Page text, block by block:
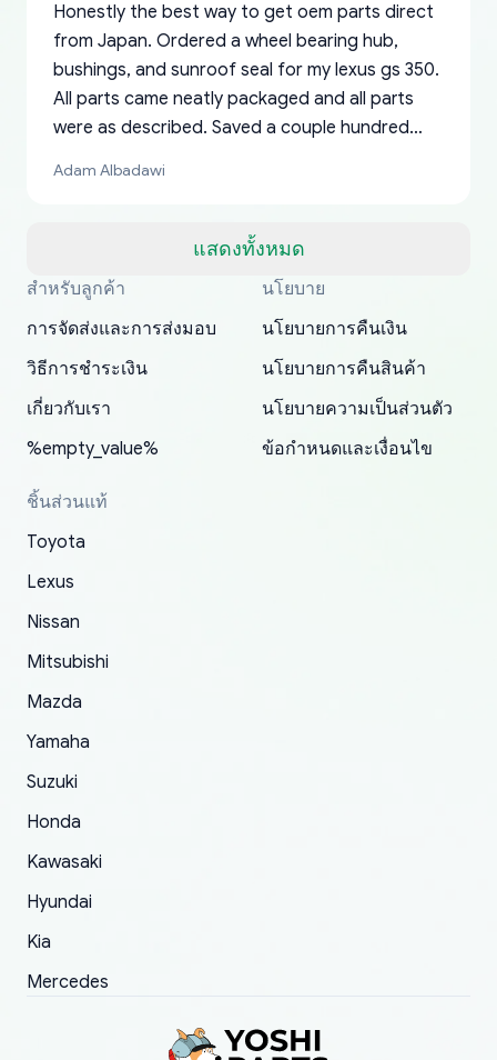
แสดงทั้งหมด
Honestly the best way to get oem parts direct
from Japan. Ordered a wheel bearing hub,
bushings, and sunroof seal for my lexus gs 350.
All parts came neatly packaged and all parts
were as described. Saved a couple hundred
a matter of days. Very professional company as
well, I forgot to add my apartment number in
my address and contacted them with the
correct information. They updated my address
promptly. Will 100% be returning to order parts
Adam Albadawi
Thank you, yoshiparts.com for the responsive
customer service and for being a reliable
have ordered from yoshi three times within
2022. The first two orders were received timely
and with no problems. The third order was not
received at all. According to yoshi's shipper, the
parcel was lost somewhere within the U.S.
replacement order was shipped and received.
The only reason for giving them 4 stars instead
order.
South Guam
OEM parts at prices that nobody else can beat.
Fast shipping to USA… I’m happy!
P. Ginez
Basically, this is my 6th time ordering parts for
my XRs (which is hard to find these days). Item
19 delays which is understandable, the package
is packed well! More so, I am genuinely happy
about the updates whether the item I added to
my cart is available or not. It's hassle free, I've
had troubles on my previous orders but they
and giving me updates.
All genuine oem parts all in perfect condition I
have told everyone about this site very reliable
appreciate everything.
Jay W
I am so shocked at good time, all just because
needed parts for making my cars more
mudguards,flares ) area insane good shape for
my VDJ79, thank you yoshi, for caring
packaging and also because i can look for all
parts needed for upgrading from LX to VX
toyota!.
YANAN RAMIREZ GONZALEZ
สำหรับลูกค้า
การจัดส่งและการส่งมอบ
วิธีการชำระเงิน
เกี่ยวกับเรา
%empty_value%
นโยบาย
นโยบายการคืนเงิน
นโยบายการคืนสินค้า
นโยบายความเป็นส่วนตัว
ข้อกำหนดและเงื่อนไข
ชิ้นส่วนแท้
Toyota
Lexus
Nissan
Mitsubishi
Mazda
Yamaha
Suzuki
Honda
Kawasaki
Hyundai
Kia
Mercedes